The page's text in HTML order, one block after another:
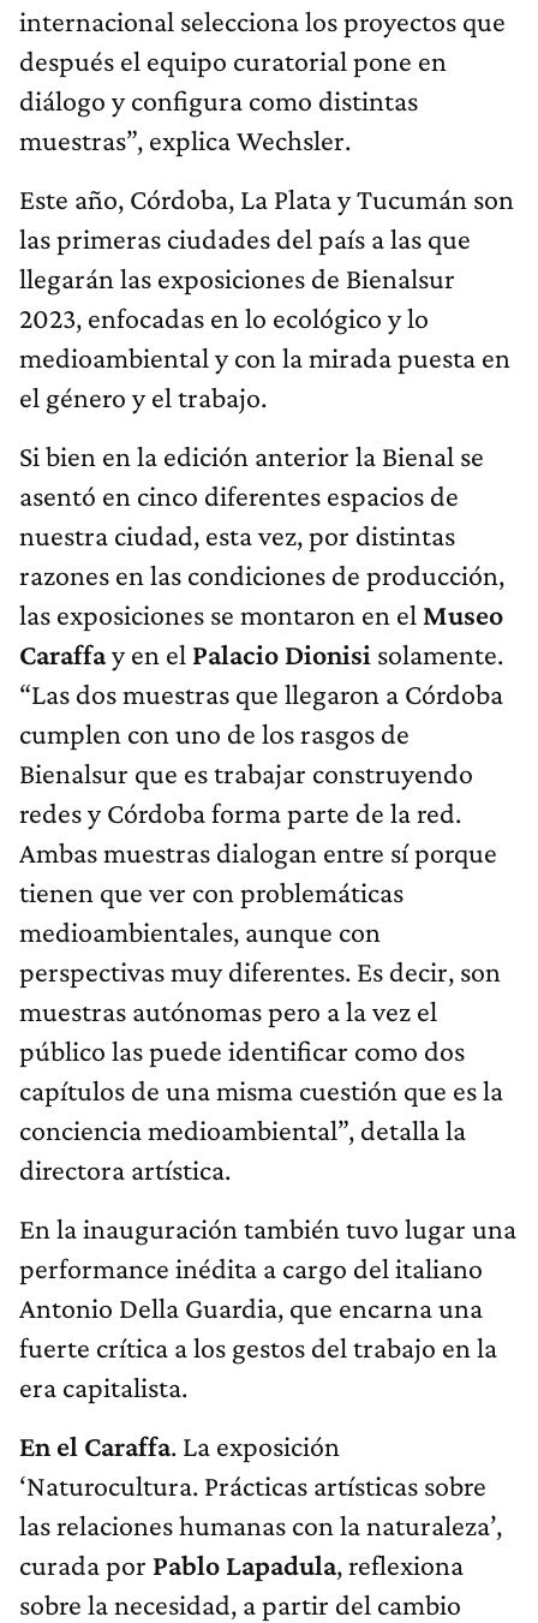
internacional selecciona los proyectos que
después el equipo curatorial pone en
diálogo y configura como distintas
muestras”, explica Wechsler.
Este año, Córdoba, La Plata y Tucumán son
las primeras ciudades del país a las que
llegarán las exposiciones de Bienalsur
2023, enfocadas en lo ecológico y lo
medioambiental y con la mirada puesta en
el género y el trabajo.
Si bien en la edición anterior la Bienal se
asentó en cinco diferentes espacios de
nuestra ciudad, esta vez, por distintas
razones en las condiciones de producción,
las exposiciones se montaron en el Museo
Caraffay en el Palacio Dionisi solamente.
“Las dos muestras que llegaron a Córdoba
cumplen con uno de los rasgos de
Bienalsur que es trabajar construyendo
redes y Córdoba forma parte de la red.
Ambas muestras dialogan entre sí porque
tienen que ver con problemáticas
medioambientales, aunque con
perspectivas muy diferentes. Es decir, son
muestras autónomas pero a la vez el
público las puede identificar como dos
capítulos de una misma cuestión que es la
conciencia medioambiental”, detalla la
directora artística.
En la inauguración también tuvo lugar una
performance inédita a cargo del italiano
Antonio Della Guardia, que encarna una
fuerte crítica a los gestos del trabajo en la
era capitalista.
En el Caraffa. La exposición
‘Naturocultura. Prácticas artísticas sobre
las relaciones humanas con la naturaleza’,
curada por Pablo Lapadula, reflexiona
sobre la necesidad, a partir del cambio